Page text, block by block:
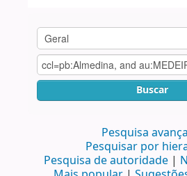
Buscar
Pesquisa
Pesquisar por
Pesquisa de autoridade